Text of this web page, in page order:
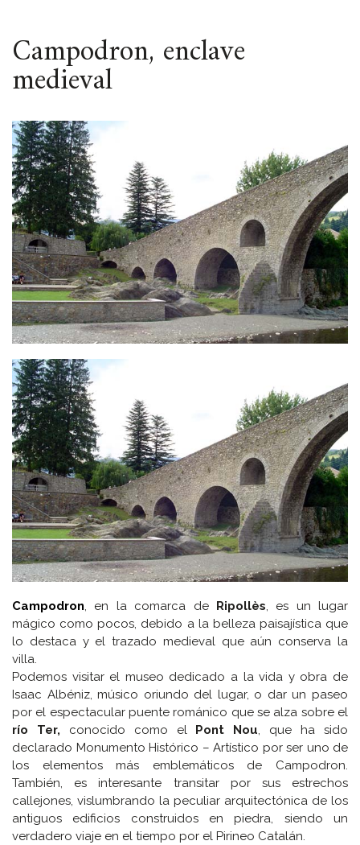
ESPACIO
Campodron, enclave
medieval
Campodron, en la comarca de Ripollès, es un lugar
mágico como pocos, debido a la belleza paisajística que
lo destaca y el trazado medieval que aún conserva la
villa.
Podemos visitar el museo dedicado a la vida y obra de
Isaac Albéniz, músico oriundo del lugar, o dar un paseo
por el espectacular puente románico que se alza sobre el
río Ter, conocido como el Pont Nou, que ha sido
declarado Monumento Histórico – Artístico por ser uno de
los elementos más emblemáticos de Campodron.
También, es interesante transitar por sus estrechos
callejones, vislumbrando la peculiar arquitectónica de los
antiguos edificios construidos en piedra, siendo un
verdadero viaje en el tiempo por el Pirineo Catalán.